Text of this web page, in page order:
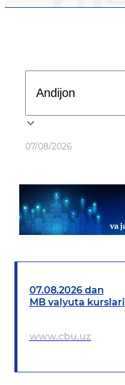
07/08/2026
07.08.2026 dan
MB valyuta kurslari
www.cbu.uz